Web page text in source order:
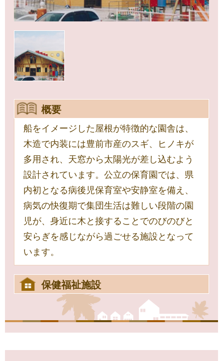
概要
船をイメージした屋根が特徴的な園舎は、
木造で内装には豊前市産のスギ、ヒノキが
多用され、天窓から太陽光が差し込むよう
設計されています。公立の保育園では、県
内初となる病後児保育室や安静室を備え、
病気の快復期で集団生活は難しい段階の園
児が、身近に木と接することでのびのびと
安らぎを感じながら過ごせる施設となって
います。
保健福祉施設